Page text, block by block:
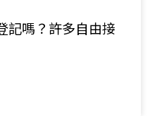
記嗎？許多自由接